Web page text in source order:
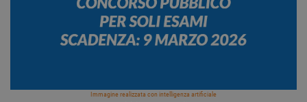
Immagine realizzata con intelligenza artificiale